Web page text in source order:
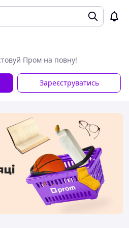
Пром на повну!
Зареєструватись